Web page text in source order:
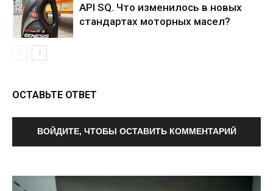
API SQ. Что изменилось в новых
стандартах моторных масел?
ОСТАВЬТЕ ОТВЕТ
ВОЙДИТЕ, ЧТОБЫ ОСТАВИТЬ КОММЕНТАРИЙ